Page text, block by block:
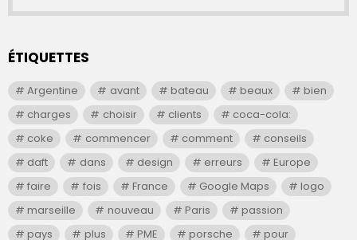
ÉTIQUETTES
Argentine avant bateau beaux
bien
charges
choisir clients
coca-cola:
coke
commencer comment
conseils
daft
dans design erreurs
Europe
faire
fois France Google Maps
logo
marseille
nouveau Paris
passion
pays
plus PME porsche pour